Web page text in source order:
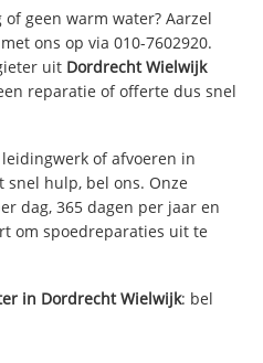
geen warm water? Aarzel
ons op via 010-7602920.
uit Dordrecht Wielwijk
reparatie of offerte dus snel
of afvoeren in
snel hulp, bel ons. Onze
dag, 365 dagen per jaar en
om spoedreparaties uit te
in Dordrecht Wielwijk: bel